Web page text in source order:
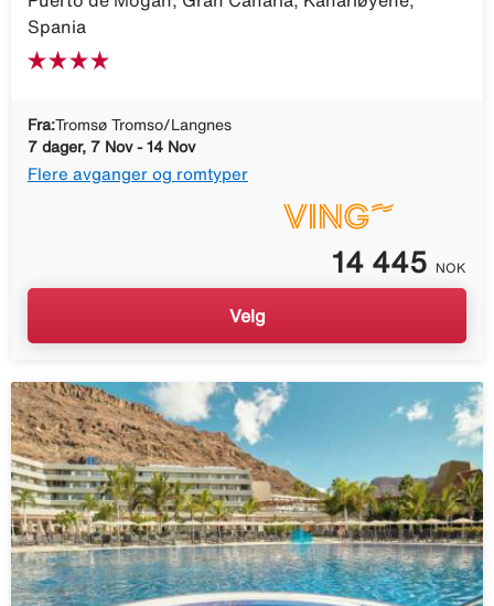
Spania
Fra:Tromsø Tromso/Langnes
7 dager, 7 Nov - 14 Nov
Flere avganger og romtyper
14 445 NOK
Velg